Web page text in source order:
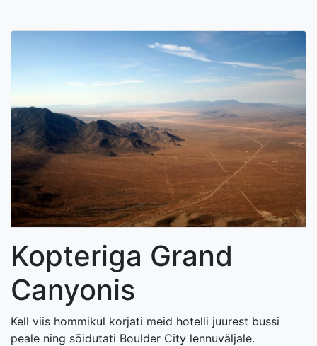
Kopteriga Grand
Canyonis
Kell viis hommikul korjati meid hotelli juurest bussi
peale ning sõidutati Boulder City lennuväljale.